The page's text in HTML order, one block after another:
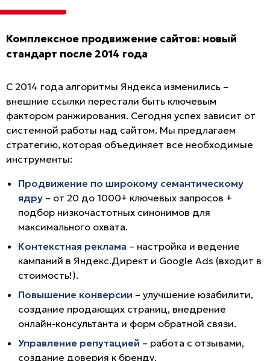
Комплексное продвижение сайтов: новый
стандарт после 2014 года
С 2014 года алгоритмы Яндекса изменились –
внешние ссылки перестали быть ключевым
фактором ранжирования. Сегодня успех зависит от
системной работы над сайтом. Мы предлагаем
стратегию, которая объединяет все необходимые
инструменты:
Продвижение по широкому семантическому
ядру – от 20 до 1000+ ключевых запросов +
подбор низкочастотных синонимов для
максимального охвата.
Контекстная реклама – настройка и ведение
кампаний в Яндекс.Директ и Google Ads (входит в
стоимость!).
Повышение конверсии – улучшение юзабилити,
создание продающих страниц, внедрение
онлайн-консультанта и форм обратной связи.
Управление репутацией – работа с отзывами,
создание доверия к бренду.